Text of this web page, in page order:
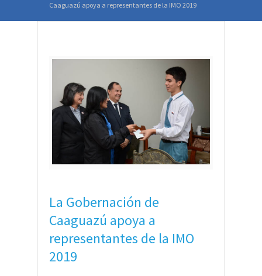
Caaguazú apoya a representantes de la IMO 2019
La Gobernación de
Caaguazú apoya a
representantes de la IMO
2019